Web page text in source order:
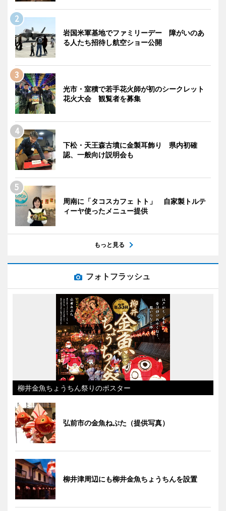
岩国米軍基地でファミリーデー 障がいのあ
る人たち招待し航空ショー公開
光市・室積で若手花火師が初のシークレット
花火大会 観覧者を募集
下松・天王森古墳に金製耳飾り 県内初確
認、一般向け説明会も
周南に「タコスカフェ トト」 自家製トルテ
ィーヤ使ったメニュー提供
もっと見る
フォトフラッシュ
柳井金魚ちょうちん祭りのポスター
弘前市の金魚ねぷた（提供写真）
柳井津周辺にも柳井金魚ちょうちんを設置